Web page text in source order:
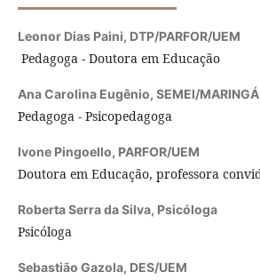
Leonor Dias Paini, DTP/PARFOR/UEM
Pedagoga - Doutora em Educação
Ana Carolina Eugênio, SEMEI/MARINGÁ
Pedagoga - Psicopedagoga
Ivone Pingoello, PARFOR/UEM
Doutora em Educação, professora
Roberta Serra da Silva, Psicóloga
Psicóloga
Sebastião Gazola, DES/UEM